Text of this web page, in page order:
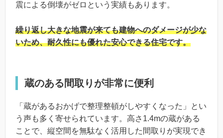
震による倒壊がゼロという実績もあります。
繰り返し大きな地震が来ても建物へのダメージが少な
いため、耐久性にも優れた安心できる住宅です。
蔵のある間取りが非常に便利
「蔵があるおかげで整理整頓がしやすくなった」とい
う声も多く寄せられています。高さ1.4mの蔵がある
ことで、縦空間を無駄なく活用した間取りが実現でき